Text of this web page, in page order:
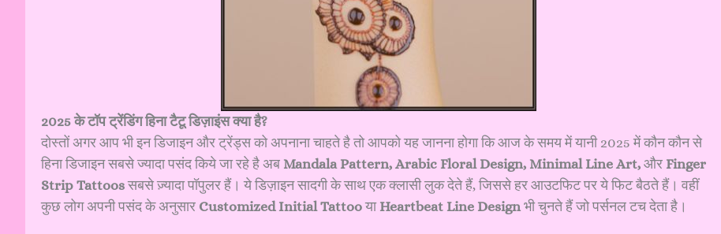
2025 के टॉप ट्रेंडिंग हिना टैटू डिज़ाइंस क्या है?
दोस्तों अगर आप भी इन डिजाइन और ट्रेंड्स को अपनाना चाहते है तो आपको यह जानना होगा कि आज के समय में यानी 2025 में कौन कौन से
हिना डिजाइन सबसे ज्यादा पसंद किये जा रहे है अब Mandala Pattern, Arabic Floral Design, Minimal Line Art, और Finger
Strip Tattoosसबसे ज़्यादा पॉपुलर हैं। ये डिज़ाइन सादगी के साथ एक क्लासी लुक देते हैं, जिससे हर आउटफिट पर ये फिट बैठते हैं। वहीं
कुछ लोग अपनी पसंद के अनुसार Customized Initial Tattooया Heartbeat Line Design भी चुनते हैं जो पर्सनल टच देता है।